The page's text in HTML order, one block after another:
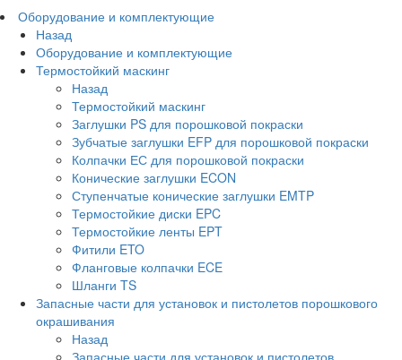
Оборудование и комплектующие
Назад
Оборудование и комплектующие
Термостойкий маскинг
Назад
Термостойкий маскинг
Заглушки PS для порошковой покраски
Зубчатые заглушки EFP для порошковой покраски
Колпачки ЕС для порошковой покраски
Конические заглушки ECON
Ступенчатые конические заглушки EMTP
Термостойкие диски EPC
Термостойкие ленты EPT
Фитили ETO
Фланговые колпачки ECE
Шланги TS
Запасные части для установок и пистолетов порошкового
окрашивания
Назад